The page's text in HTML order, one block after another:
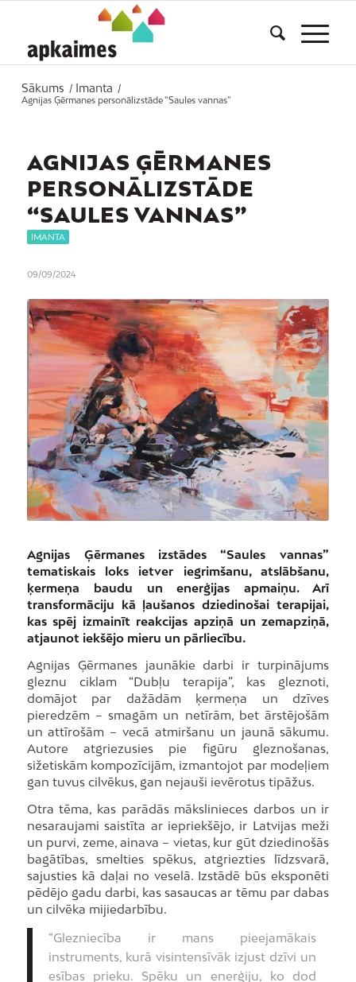
Sākums / Imanta
/
Agnijas Ģērmanes personālizstāde “Saules vannas”
AGNIJAS ĢĒRMANES
PERSONĀLIZSTĀDE
“SAULES VANNAS”
IMANTA
09/09/2024
Agnijas Ģērmanes izstādes “Saules vannas”
tematiskais loks ietver iegrimšanu, atslābšanu,
ķermeņa baudu un enerģijas apmaiņu. Arī
transformāciju kā ļaušanos dziedinošai terapijai,
kas spēj izmainīt reakcijas apziņā un zemapziņā,
atjaunot iekšējo mieru un pārliecību.
Agnijas Ģērmanes jaunākie darbi ir turpinājums
gleznu ciklam “Dubļu terapija”, kas gleznoti,
domājot par dažādām ķermeņa un dzīves
pieredzēm – smagām un netīrām, bet ārstējošām
un attīrošām – vecā atmiršanu un jaunā sākumu.
Autore atgriezusies pie figūru gleznošanas,
sižetiskām kompozīcijām, izmantojot par modeļiem
gan tuvus cilvēkus, gan nejauši ievērotus tipāžus.
Otra tēma, kas parādās mākslinieces darbos un ir
nesaraujami saistīta ar iepriekšējo, ir Latvijas meži
un purvi, zeme, ainava – vietas, kur gūt dziedinošās
bagātības, smelties spēkus, atgriezties līdzsvarā,
sajusties kā daļai no veselā. Izstādē būs eksponēti
pēdējo gadu darbi, kas sasaucas ar tēmu par dabas
un cilvēka mijiedarbību.
“Glezniecība ir mans pieejamākais
instruments, kurā visintensīvāk izjust dzīvi un
esības prieku. Spēku un enerģiju, ko dod